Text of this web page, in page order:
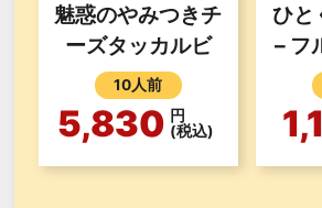
魅惑のやみつきチ
ーズタッカルビ
10人前
5,830 円
(税込)
ひと
– フ